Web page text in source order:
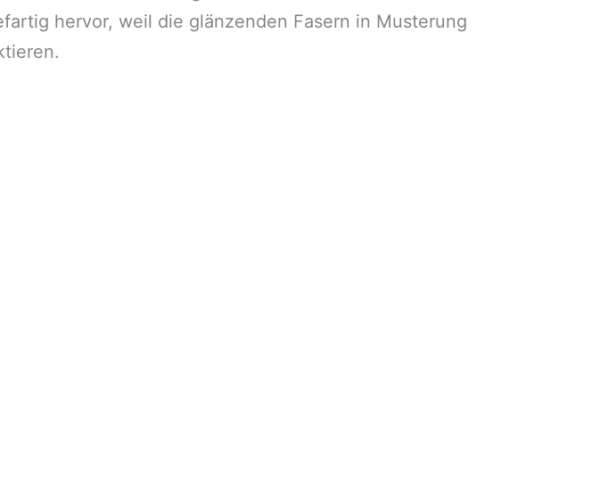
hervor, weil die glänzenden Fasern in Musterung